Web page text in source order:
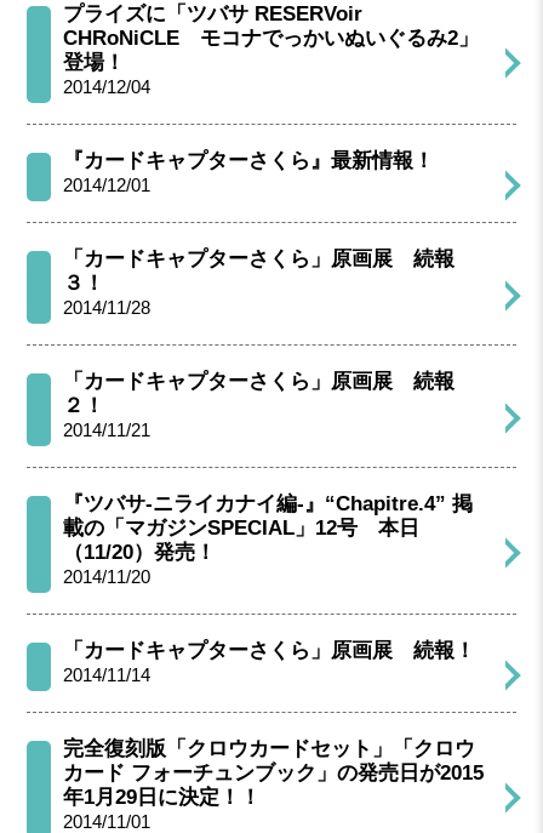
プライズに「ツバサ RESERVoir
CHRoNiCLE モコナでっかいぬいぐるみ2」
登場！
2014/12/04
『カードキャプターさくら』最新情報！
2014/12/01
「カードキャプターさくら」原画展 続報
３！
2014/11/28
「カードキャプターさくら」原画展 続報
２！
2014/11/21
『ツバサ-ニライカナイ編-』“Chapitre.4” 掲
載の「マガジンSPECIAL」12号 本日
（11/20）発売！
2014/11/20
「カードキャプターさくら」原画展 続報！
2014/11/14
完全復刻版「クロウカードセット」「クロウ
カード フォーチュンブック」の発売日が2015
年1月29日に決定！！
2014/11/01